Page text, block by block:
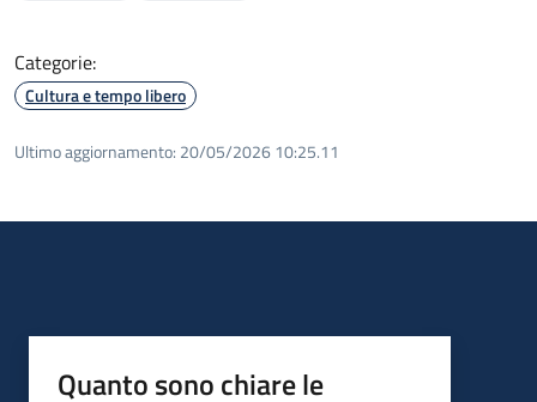
Categorie:
Cultura e tempo libero
Ultimo aggiornamento: 20/05/2026 10:25.11
Quanto sono chiare le